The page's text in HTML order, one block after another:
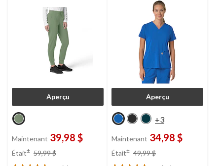
Aperçu
Maintenant 39,98 $
Était± 59,99 $
Aperçu
+3
Maintenant 34,98 $
Était± 49,99 $